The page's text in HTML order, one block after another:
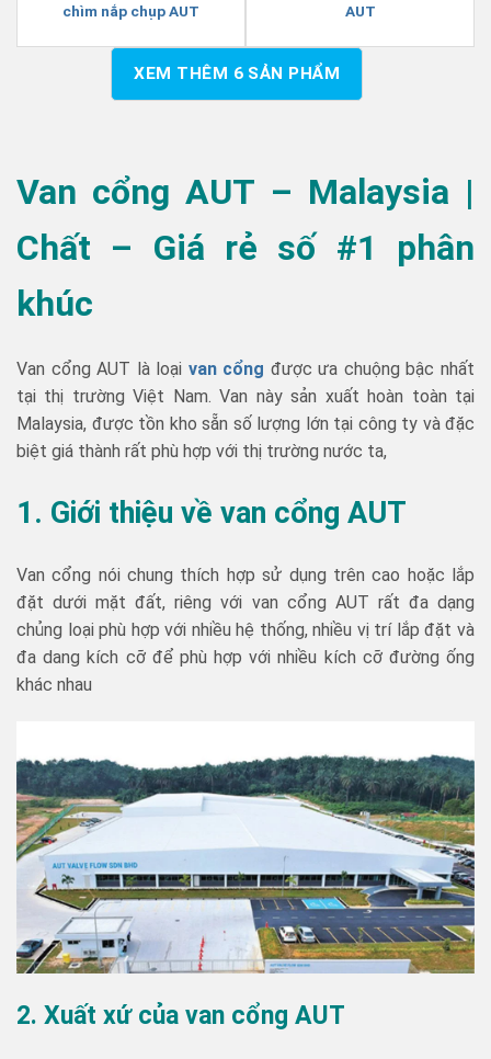
chìm nắp chụp AUT
AUT
XEM THÊM 6SẢN PHẨM
Van cổng AUT – Malaysia |
Chất – Giá rẻ số #1 phân
khúc
Van cổng AUT là loại van cổng được ưa chuộng bậc nhất
tại thị trường Việt Nam. Van này sản xuất hoàn toàn tại
Malaysia, được tồn kho sẵn số lượng lớn tại công ty và đặc
biệt giá thành rất phù hợp với thị trường nước ta,
1. Giới thiệu về van cổng AUT
Van cổng nói chung thích hợp sử dụng trên cao hoặc lắp
đặt dưới mặt đất, riêng với van cổng AUT rất đa dạng
chủng loại phù hợp với nhiều hệ thống, nhiều vị trí lắp đặt và
đa dang kích cỡ để phù hợp với nhiều kích cỡ đường ống
khác nhau
2. Xuất xứ của van cổng AUT